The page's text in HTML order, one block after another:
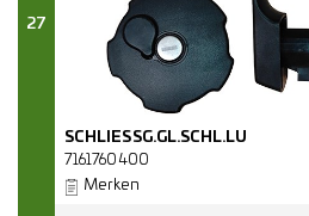
27
SCHLIESSG.GL.SCHL.LU
7161760400
Merken